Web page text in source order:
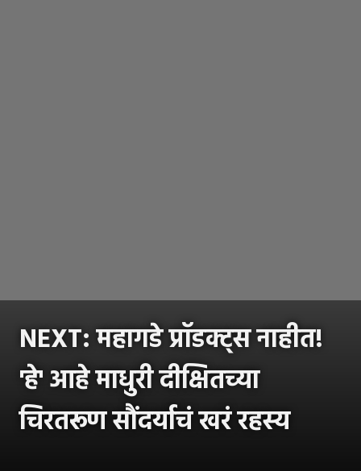
NEXT: महागडे प्रॉडक्ट्स नाहीत!
'हे' आहे माधुरी दीक्षितच्या
चिरतरूण सौंदर्याचं खरं रहस्य